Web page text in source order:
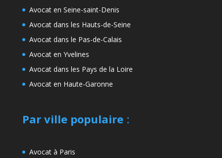
Avocat en Seine-saint-Denis
Avocat dans les Hauts-de-Seine
Avocat dans le Pas-de-Calais
Avocat en Yvelines
Avocat dans les Pays de la Loire
Avocat en Haute-Garonne
Par ville populaire:
Avocat à Paris